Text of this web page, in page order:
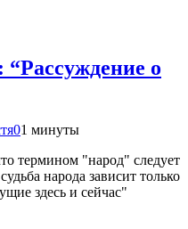
о
01 минуты
термином "народ" следует
народа зависит только
здесь и сейчас"